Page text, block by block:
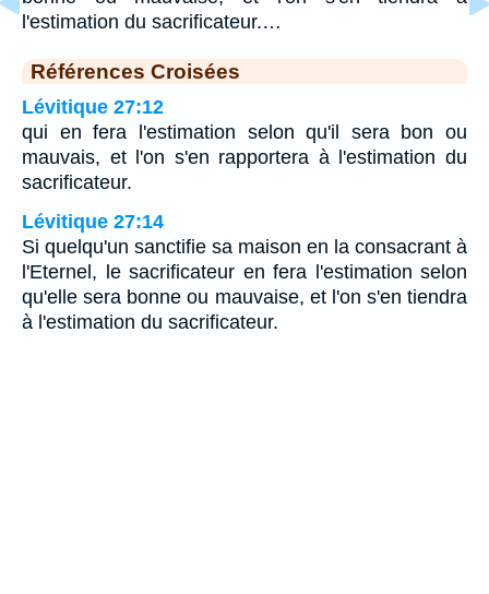
l'estimation du sacrificateur.…
Références Croisées
Lévitique 27:12
qui en fera l'estimation selon qu'il sera bon ou
mauvais, et l'on s'en rapportera à l'estimation du
sacrificateur.
Lévitique 27:14
Si quelqu'un sanctifie sa maison en la consacrant à
l'Eternel, le sacrificateur en fera l'estimation selon
qu'elle sera bonne ou mauvaise, et l'on s'en tiendra
à l'estimation du sacrificateur.